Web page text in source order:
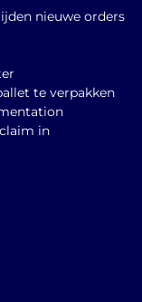
nieuwe orders
te verpakken
in